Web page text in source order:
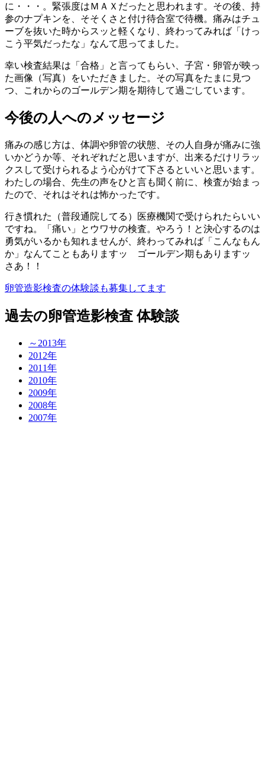
に・・・。緊張度はＭＡＸだったと思われます。その後、持
参のナプキンを、そそくさと付け待合室で待機。痛みはチュ
ーブを抜いた時からスッと軽くなり、終わってみれば「けっ
こう平気だったな」なんて思ってました。
幸い検査結果は「合格」と言ってもらい、子宮・卵管が映っ
た画像（写真）をいただきました。その写真をたまに見つ
つ、これからのゴールデン期を期待して過ごしています。
今後の人へのメッセージ
痛みの感じ方は、体調や卵管の状態、その人自身が痛みに強
いかどうか等、それぞれだと思いますが、出来るだけリラッ
クスして受けられるよう心がけて下さるといいと思います。
わたしの場合、先生の声をひと言も聞く前に、検査が始まっ
たので、それはそれは怖かったです。
行き慣れた（普段通院してる）医療機関で受けられたらいい
ですね。「痛い」とウワサの検査。やろう！と決心するのは
勇気がいるかも知れませんが、終わってみれば「こんなもん
か」なんてこともありますッ ゴールデン期もありますッ
さあ！！
卵管造影検査の体験談も募集してます
過去の卵管造影検査 体験談
～2013年
2012年
2011年
2010年
2009年
2008年
2007年